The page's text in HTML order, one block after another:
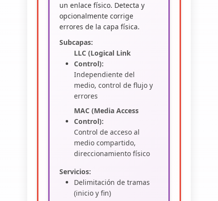
un enlace físico. Detecta y
opcionalmente corrige
errores de la capa física.
Subcapas:
LLC (Logical Link
Control):
Independiente del
medio, control de flujo y
errores
MAC (Media Access
Control):
Control de acceso al
medio compartido,
direccionamiento físico
Servicios:
Delimitación de tramas
(inicio y fin)